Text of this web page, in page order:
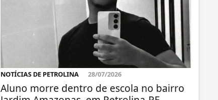
NOTÍCIAS DE PETROLINA 28/07/2026
Aluno morre dentro de escola no bairro